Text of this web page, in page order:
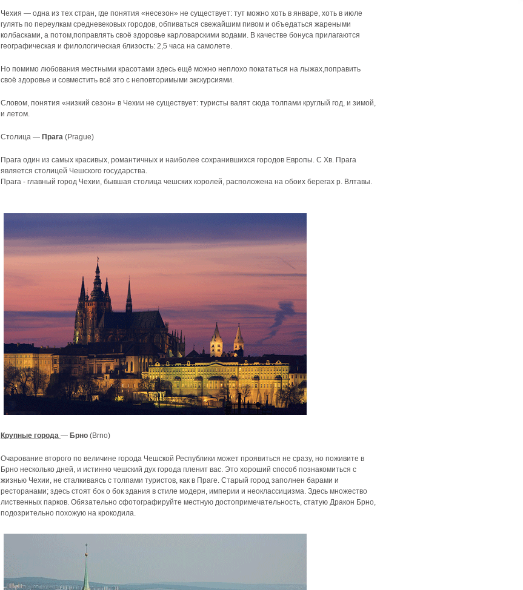
Чехия — одна из тех стран, где понятия «несезон» не существует: тут можно хоть в январе, хоть в июле
гулять по переулкам средневековых городов, обпиваться свежайшим пивом и объедаться жареными
колбасками, а потом,поправлять своё здоровье карловарскими водами. В качестве бонуса прилагаются
географическая и филологическая близость: 2,5 часа на самолете.
Но помимо любования местными красотами здесь ещё можно неплохо покататься на лыжах,поправить
своё здоровье и совместить всё это с неповторимыми экскурсиями.
Словом, понятия «низкий сезон» в Чехии не существует: туристы валят сюда толпами круглый год, и зимой,
и летом.
Столица — Прага (Prague)
Прага один из самых красивых, романтичных и наиболее сохранившихся городов Европы. С Xв. Прага
является столицей Чешского государства.
Прага - главный город Чехии, бывшая столица чешских королей, расположена на обоих берегах р. Влтавы.
Крупные города — Брно (Brno)
Очарование второго по величине города Чешской Республики может проявиться не сразу, но поживите в
Брно несколько дней, и истинно чешский дух города пленит вас. Это хороший способ познакомиться с
жизнью Чехии, не сталкиваясь с толпами туристов, как в Праге. Старый город заполнен барами и
ресторанами; здесь стоят бок о бок здания в стиле модерн, империи и неоклассицизма. Здесь множество
лиственных парков. Обязательно сфотографируйте местную достопримечательность, статую Дракон Брно,
подозрительно похожую на крокодила.